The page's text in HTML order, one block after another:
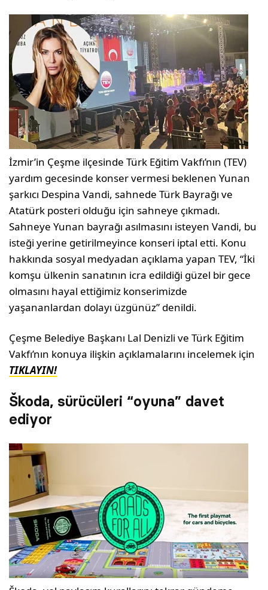
İzmir’in Çeşme ilçesinde Türk Eğitim Vakfı’nın (TEV)
yardım gecesinde konser vermesi beklenen Yunan
şarkıcı Despina Vandi, sahnede Türk Bayrağı ve
Atatürk posteri olduğu için sahneye çıkmadı.
Sahneye Yunan bayrağı asılmasını isteyen Vandi, bu
isteği yerine getirilmeyince konseri iptal etti. Konu
hakkında sosyal medyadan açıklama yapan TEV, “İki
komşu ülkenin sanatının icra edildiği güzel bir gece
olmasını hayal ettiğimiz konserimizde
yaşananlardan dolayı üzgünüz” denildi.
Çeşme Belediye Başkanı Lal Denizli ve Türk Eğitim
Vakfı’nın konuya ilişkin açıklamalarını incelemek için
TIKLAYIN!
Škoda, sürücüleri “oyuna” davet
ediyor